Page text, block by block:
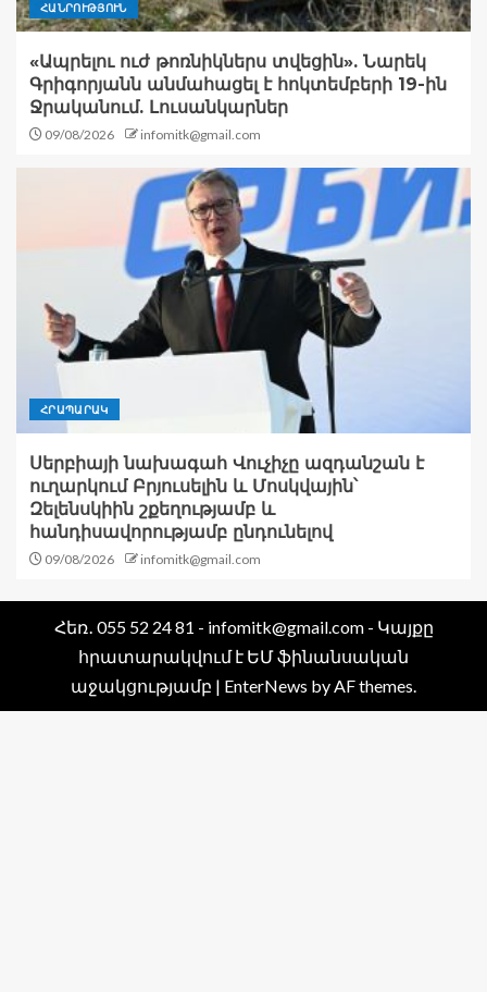
ՀԱՆՐՈՒԹՅՈՒՆ
«Ապրելու ուժ թոռնիկներս տվեցին». Նարեկ
Գրիգորյանն անմահացել է հոկտեմբերի 19-ին
Ջրականում. Լուսանկարներ
09/08/2026 infomitk@gmail.com
ՀՐԱՊԱՐԱԿ
Սերբիայի նախագահ Վուչիչը ազդանշան է
ուղարկում Բրյուսելին և Մոսկվային՝
Զելենսկիին շքեղությամբ և
հանդիսավորությամբ ընդունելով
09/08/2026 infomitk@gmail.com
Հեռ․ 055 52 24 81 - infomitk@gmail.com - Կայքը
հրատարակվում է ԵՄ ֆինանսական
աջակցությամբ | EnterNews by AF themes.